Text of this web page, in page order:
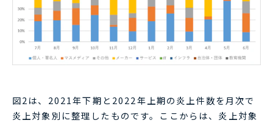
図2は、2021年下期と2022年上期の炎上件数を月次で
炎上対象別に整理したものです。ここからは、炎上対象